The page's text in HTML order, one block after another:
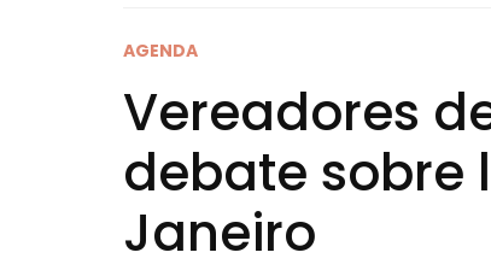
AGENDA
Vereadores
debate sobre
Janeiro